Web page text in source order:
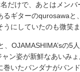
だけで、あとはメン
るギターのqurosawa
にしていたのも微笑ま
OJAMASHIMA’sの5
ン姿が新鮮なあいみ
いたバンダナがバン